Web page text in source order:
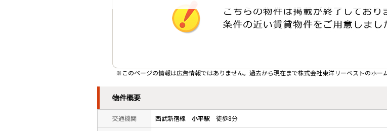
※このページの情報は広告情報ではありません。過去から現在まで株式会社東洋リーベストのホー
物件概要
交通機関 西武新宿線 小平駅 徒歩8分